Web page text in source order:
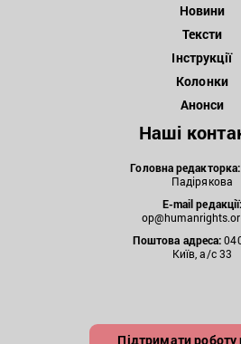
Новини
Тексти
Інструкції
Колонки
Анонси
Наші
Головна редакторка:
Падірякова
E-mail редакції:
Поштова адреса:
Київ, а/с 33
Підтримати роботу